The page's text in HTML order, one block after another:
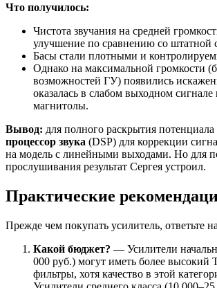
Что получилось:
Чистота звучания на средней
улучшение по сравнению со штатной
Басы стали плотными и
Однако на максимальной громкости
возможностей ГУ) появились
оказалась в слабом выходном
магнитолы.
Вывод: для полного раскрытия
процессор звука (DSP) для коррекции
на модель с линейными выходами. Но для
прослушивания результат Сергея устроил.
Практические
Прежде чем покупать усилитель, ответьте
Какой бюджет? — Усилители
000 руб.) могут иметь более высокий
фильтры, хотя качество в этой